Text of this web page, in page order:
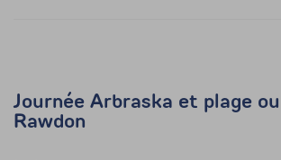
Journée Arbraska et plage
Rawdon